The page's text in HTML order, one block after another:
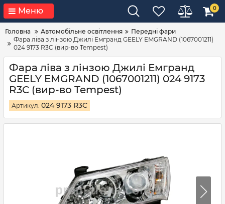
Меню 0
Головна Автомобільне освітлення
Передні фари
Фара ліва з лінзою Джилі Емгранд GEELY EMGRAND (1067001211)
024 9173 R3C (вир-во Tempest)
Фара ліва з лінзою Джилі Емгранд
GEELY EMGRAND (1067001211) 024 9173
R3C (вир-во Tempest)
Артикул: 024 9173 R3C